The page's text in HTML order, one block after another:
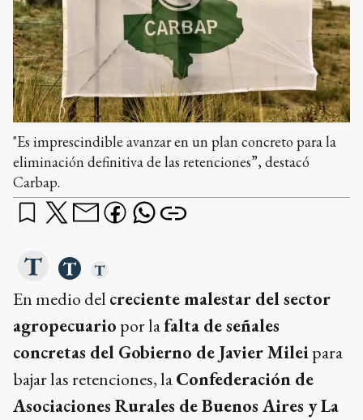
"Es imprescindible avanzar en un plan concreto para la
eliminación definitiva de las retenciones”, destacó
Carbap.
En medio del creciente malestar del sector
agropecuario por lafalta de señales
concretas del Gobierno de Javier Mileipara
bajar las retenciones, laConfederación de
Asociaciones Rurales de Buenos Aires y La